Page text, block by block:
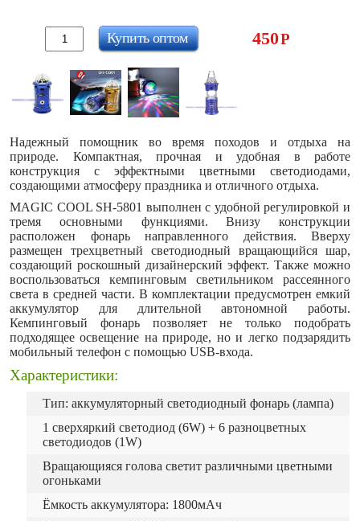
450Р
Купить оптом
Надежный помощник во время походов и отдыха на
природе. Компактная, прочная и удобная в работе
конструкция с эффектными цветными светодиодами,
создающими атмосферу праздника и отличного отдыха.
MAGIC COOL SH-5801 выполнен с удобной регулировкой и
тремя основными функциями. Внизу конструкции
расположен фонарь направленного действия. Вверху
размещен трехцветный светодиодный вращающийся шар,
создающий роскошный дизайнерский эффект. Также можно
воспользоваться кемпинговым светильником рассеянного
света в средней части. В комплектации предусмотрен емкий
аккумулятор для длительной автономной работы.
Кемпинговый фонарь позволяет не только подобрать
подходящее освещение на природе, но и легко подзарядить
мобильный телефон с помощью USB-входа.
Характеристики:
Тип: аккумуляторный светодиодный фонарь (лампа)
1 сверхяркий светодиод (6W) + 6 разноцветных
светодиодов (1W)
Вращающияся голова светит различными цветными
огоньками
Ёмкость аккумулятора: 1800мАч